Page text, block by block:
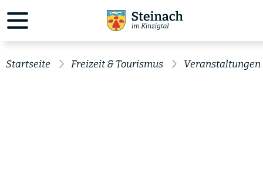
Startseite Freizeit & Tourismus Veranstaltungen